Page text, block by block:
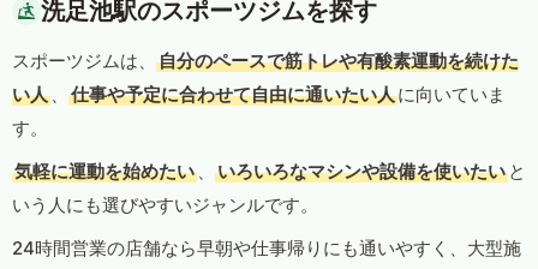
洗足池駅のスポーツジムを探す
スポーツジムは、
自分のペースで筋トレや有酸素運動を続けた
い人 、 仕事や予定に合わせて自由に通いたい人に向いていま
す。
気軽に運動を始めたい 、 いろいろなマシンや設備を使いたい と
いう人にも選びやすいジャンルです。
24時間営業の店舗なら早朝や仕事帰りにも通いやすく、大型施